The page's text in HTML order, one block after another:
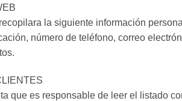
la siguiente información
número de teléfono, correo
que es responsable de leer el listado